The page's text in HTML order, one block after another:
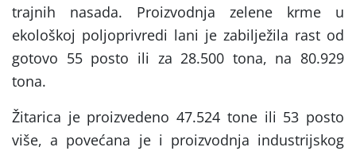
trajnih nasada. Proizvodnja zelene krme u
ekološkoj poljoprivredi lani je zabilježila rast od
gotovo 55 posto ili za 28.500 tona, na 80.929
tona.
Žitarica je proizvedeno 47.524 tone ili 53 posto
više, a povećana je i proizvodnja industrijskog